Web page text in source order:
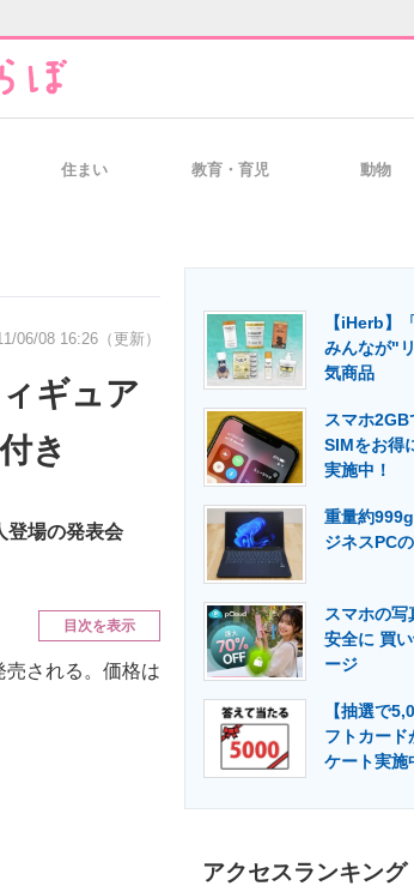
経営リーダーのコミュニティ マーケ
例 製造業のIT導入・活用を支援
エネルギーの専門メディア 建設×
住まい 教育・育児 動物
06/08 16:26（更新）
ギュア
き
登場の発表会
目次を表示
される。価格は
【iHerb】
みんなが"
気商品
スマホ
SIMをお得
実施中！
重量約
ジネスPC
スマホの
安全に 買
ージ
【抽選で
フトカード
ケート実施
アクセスランキング